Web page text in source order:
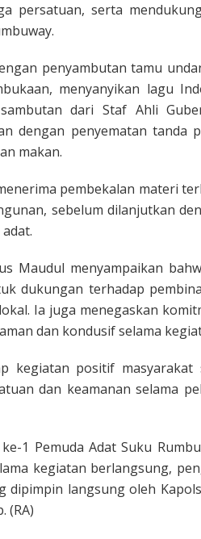
persatuan, serta
penyambutan tamu
menyanyikan lagu
dari Staf Ahli
dengan penyematan tanda
makan.
pembekalan materi
sebelum dilanjutkan
Maudul menyampaikan
dukungan terhadap
Ia juga menegaskan
dan kondusif selama
kegiatan positif masyarakat
dan keamanan selama
1 Pemuda Adat Suku
kegiatan berlangsung,
dipimpin langsung oleh
(RA)